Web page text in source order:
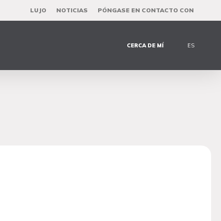
LUJO NOTICIAS PÓNGASE EN CONTACTO CON
CERCA DE MÍ ES